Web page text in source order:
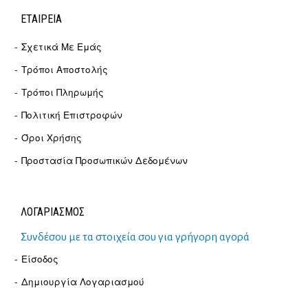
ΕΤΑΙΡΕΊΑ
Σχετικά Με Εμάς
Τρόποι Αποστολής
Τρόποι Πληρωμής
Πολιτική Επιστροφών
Όροι Χρήσης
Προστασία Προσωπικών Δεδομένων
ΛΟΓΑΡΙΑΣΜΟΣ
Συνδέσου με τα στοιχεία σου για γρήγορη αγορά
Είσοδος
Δημιουργία Λογαριασμού